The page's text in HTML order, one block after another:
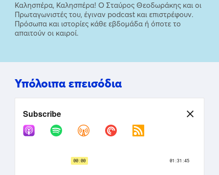
Καλησπέρα, Καλησπέρα! Ο Σταύρος Θεοδωράκης και οι
Πρωταγωνιστές του, έγιναν podcast και επιστρέφουν.
Πρόσωπα και ιστορίες κάθε εβδομάδα ή όποτε το
απαιτούν οι καιροί.
Υπόλοιπα επεισόδια